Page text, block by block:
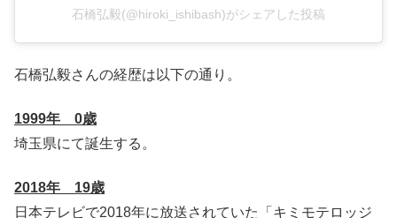
石橋弘毅(@hiroki_ishibash)がシェアした投稿
石橋弘毅さんの経歴は以下の通り。
1999年 0歳
埼玉県にて誕生する。
2018年 19歳
日本テレビで2018年に放送されていた「キミモテロッジ